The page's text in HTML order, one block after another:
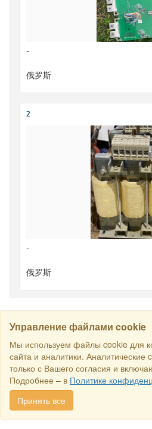
-
俄罗斯
2
-
俄罗斯
Управление файлами cookie
Мы используем файлы cookie для
сайта и аналитики. Аналитические
только с Вашего согласия и
Подробнее – в Политике
Принять все
保留所有权利 © 2016商业交易所“俄
mail:sales@rstradehouse.com, 地址
Pirogovskaya str., 16, Moscow,
Consent for processing